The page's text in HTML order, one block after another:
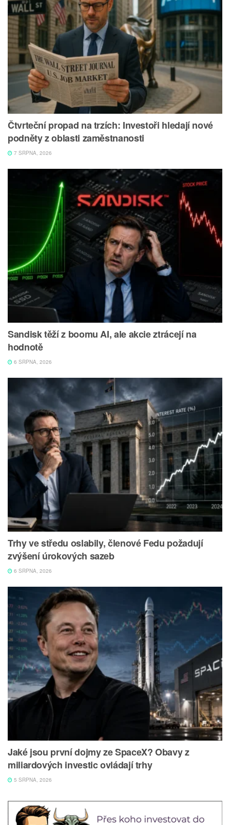
Čtvrteční propad na trzích: Investoři hledají nové
podněty z oblasti zaměstnanosti
7 SRPNA, 2026
Sandisk těží z boomu AI, ale akcie ztrácejí na
hodnotě
6 SRPNA, 2026
Trhy ve středu oslabily, členové Fedu požadují
zvýšení úrokových sazeb
6 SRPNA, 2026
Jaké jsou první dojmy ze SpaceX? Obavy z
miliardových investic ovládají trhy
5 SRPNA, 2026